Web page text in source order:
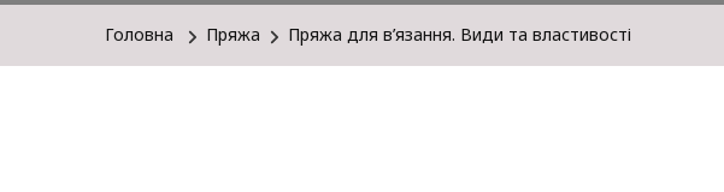
Головна Пряжа Пряжа для в’язання. Види та властивості